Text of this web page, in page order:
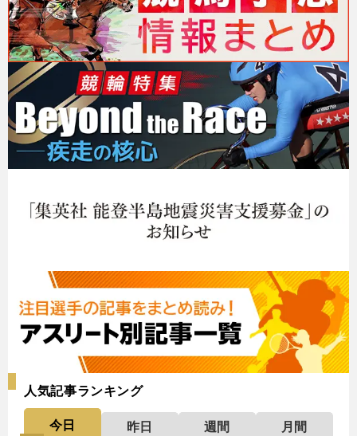
人気記事ランキング
今日 昨日 週間
月間